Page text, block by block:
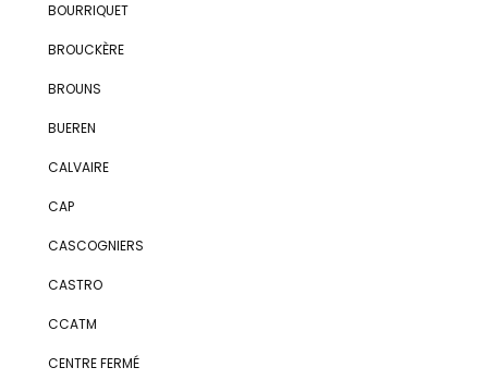
BOURRIQUET
BROUCKÈRE
BROUNS
BUEREN
CALVAIRE
CAP
CASCOGNIERS
CASTRO
CCATM
CENTRE FERMÉ